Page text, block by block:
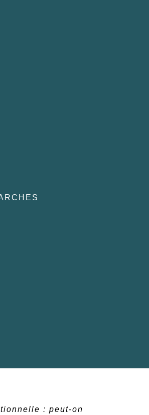
: peut-on